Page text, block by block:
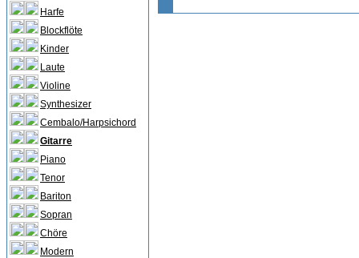
Harfe
Blockflöte
Kinder
Laute
Violine
Synthesizer
Cembalo/Harpsichord
Gitarre
Piano
Tenor
Bariton
Sopran
Chöre
Modern